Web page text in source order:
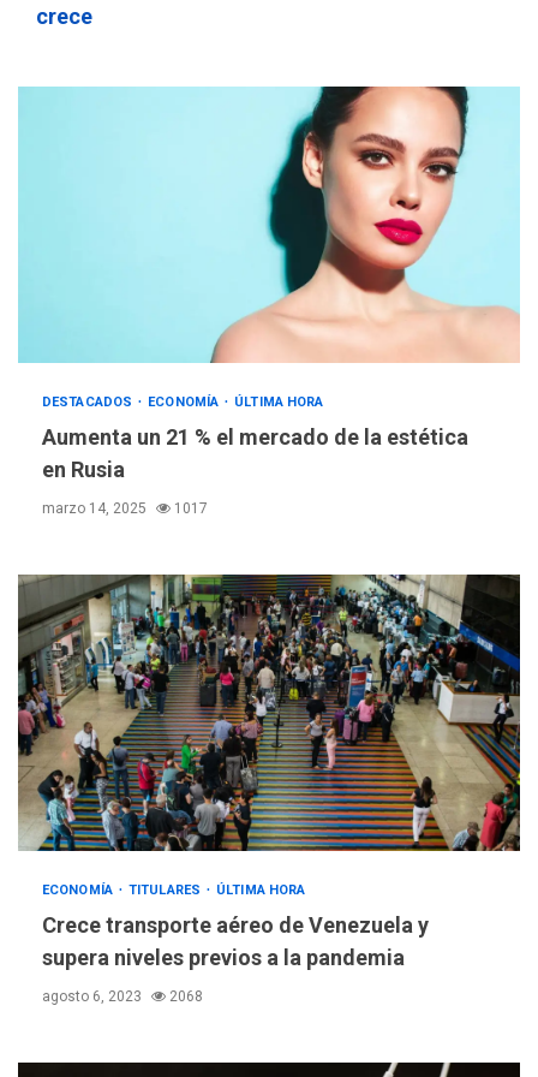
crece
DESTACADOS ECONOMÍA ÚLTIMA HORA
Aumenta un 21 % el mercado de la estética
en Rusia
marzo 14, 2025 1017
ECONOMÍA TITULARES ÚLTIMA HORA
Crece transporte aéreo de Venezuela y
supera niveles previos a la pandemia
agosto 6, 2023 2068
3
POLÍTICA
TITULARES
ÚLTIMA HORA
ONGs piden a CIDH
diálogo en Venezuela
POLÍTICA
TITULARES
ÚLTIMA HORA